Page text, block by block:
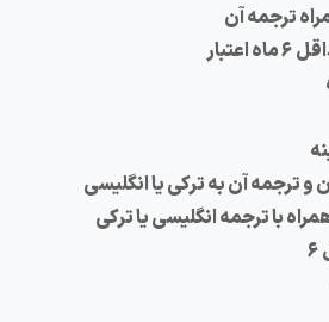
آن
به ترکی یا انگلیسی
انگلیسی یا ترکی